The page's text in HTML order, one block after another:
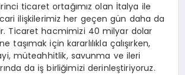
ticaret ortağımız olan İtalya ile
ilişkilerimiz her geçen gün daha da
Ticaret hacmimizi 40 milyar dolar
taşımak için kararlılıkla çalışırken,
müteahhitlik, savunma ve ileri
da iş birliğimizi derinleştiriyoruz.